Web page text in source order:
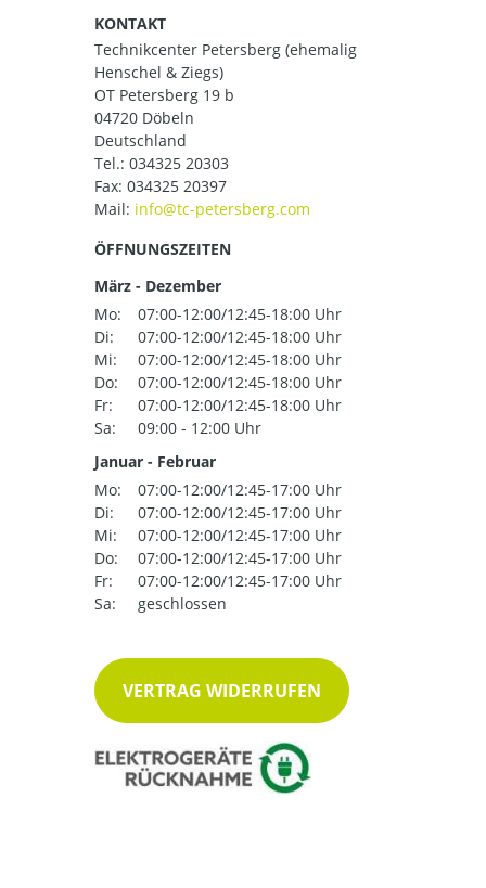
KONTAKT
Technikcenter Petersberg (ehemalig
Henschel & Ziegs)
OT Petersberg 19 b
04720 Döbeln
Deutschland
Tel.: 034325 20303
Fax: 034325 20397
Mail:
ÖFFNUNGSZEITEN
März - Dezember
Mo:
07:00-12:00/12:45-18:00 Uhr
Di:
07:00-12:00/12:45-18:00 Uhr
Mi:
07:00-12:00/12:45-18:00 Uhr
Do:
07:00-12:00/12:45-18:00 Uhr
Fr:
07:00-12:00/12:45-18:00 Uhr
Sa:
09:00 - 12:00 Uhr
Januar - Februar
Mo:
07:00-12:00/12:45-17:00 Uhr
Di:
07:00-12:00/12:45-17:00 Uhr
Mi:
07:00-12:00/12:45-17:00 Uhr
Do:
07:00-12:00/12:45-17:00 Uhr
Fr:
07:00-12:00/12:45-17:00 Uhr
Sa:
geschlossen
VERTRAG WIDERRUFEN